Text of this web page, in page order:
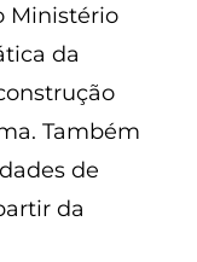
Ministério
da
Também
de
da